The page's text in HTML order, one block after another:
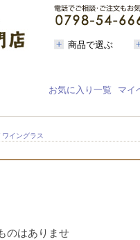
商品で選ぶ
お気に入り一覧 マイ
イングラス
のはありませ